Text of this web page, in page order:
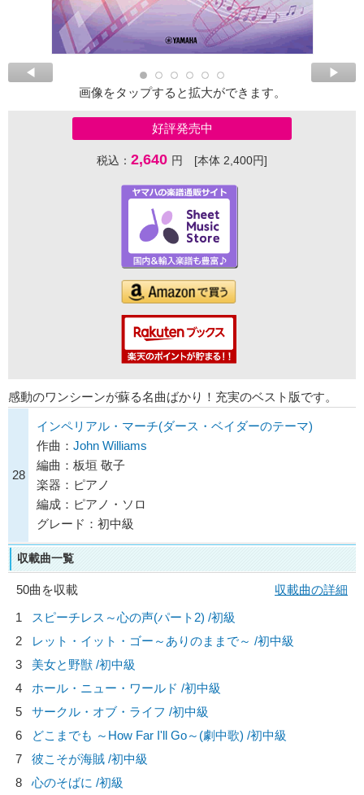
画像をタップすると拡大ができます。
好評発売中
税込： 2,640 円 [本体 2,400円]
感動のワンシーンが蘇る名曲ばかり！充実のベスト版です。
28
インペリアル・マーチ(ダース・ベイダーのテーマ)
作曲： John Williams
編曲：板垣 敬子
楽器：ピアノ
編成：ピアノ・ソロ
グレード：初中級
収載曲一覧
50曲を収載
収載曲の詳細
1
スピーチレス～心の声(パート2) /初級
2
レット・イット・ゴー～ありのままで～ /初中級
3
美女と野獣 /初中級
4
ホール・ニュー・ワールド /初中級
5
サークル・オブ・ライフ /初中級
6
どこまでも ～How Far I'll Go～(劇中歌) /初中級
7
彼こそが海賊 /初中級
8
心のそばに /初級